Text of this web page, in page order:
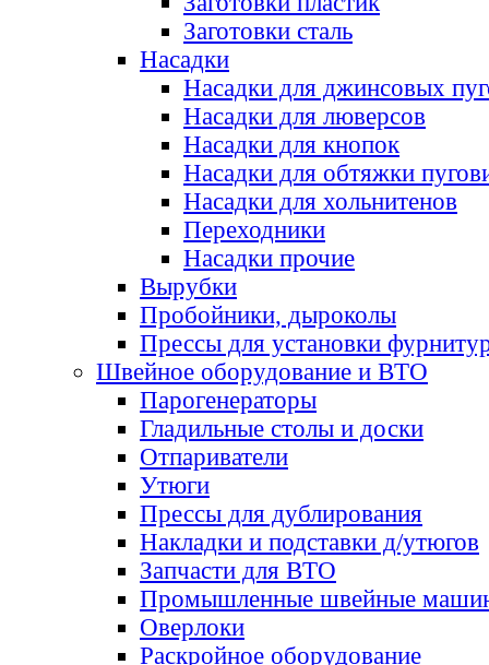
Заготовки сталь
Насадки
Насадки для джинсовых
Насадки для люверсов
Насадки для кнопок
Насадки для обтяжки
Насадки для хольнитенов
Переходники
Насадки прочие
Вырубки
Пробойники, дыроколы
Прессы для установки
Швейное оборудование и ВТО
Парогенераторы
Гладильные столы и доски
Отпариватели
Утюги
Прессы для дублирования
Накладки и подставки д/утюгов
Запчасти для ВТО
Промышленные швейные
Оверлоки
Раскройное оборудование